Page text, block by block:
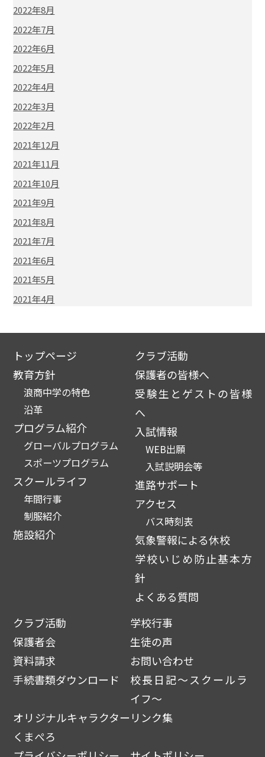
2022年8月
2022年7月
2022年6月
2022年5月
2022年4月
2022年3月
2022年2月
2021年12月
2021年11月
2021年10月
2021年9月
2021年8月
2021年7月
2021年6月
2021年5月
2021年4月
トップページ
教育方針
浪商中学の特色
沿革
プログラム紹介
グローバルプログラム
スポーツプログラム
スクールライフ
年間行事
制服紹介
施設紹介
クラブ活動
保護者の皆様へ
受験生とゲストの皆様
へ
入試情報
WEB出願
入試説明会等
進路サポート
アクセス
バス時刻表
気象警報による休校
学校いじめ防止基本方
針
よくある質問
クラブ活動
学校行事
保護者会
生徒の声
資料請求
お問い合わせ
手続書類ダウンロード
校長日記～スクールラ
イフ～
オリジナルキャラクター
くまぺろ
リンク集